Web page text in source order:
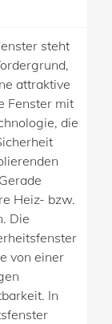
steht
attraktive
Fenster mit
die
Heiz- bzw.
Die
von einer
In